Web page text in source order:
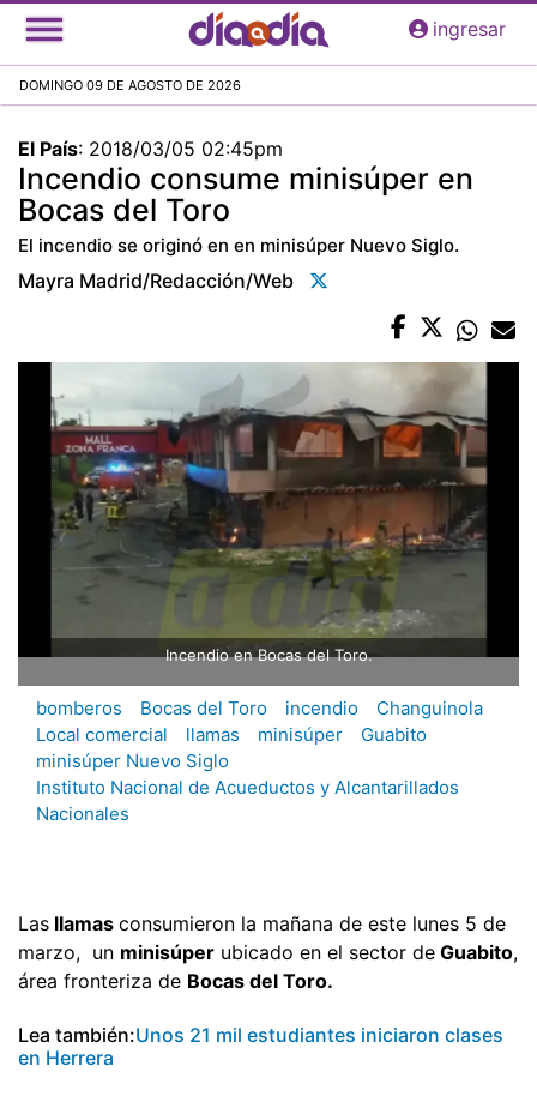
Pasar
al
principal
ingresar
DOMINGO 09 DE AGOSTO DE 2026
El País: 2018/03/05 02:45pm
Incendio consume minisúper en
Bocas del Toro
El incendio se originó en en minisúper Nuevo Siglo.
Mayra Madrid/redacción/web
Incendio en Bocas del Toro.
bomberos Bocas del Toro incendio
Changuinola
Local comercial
llamas minisúper
Guabito
minisúper Nuevo Siglo
Instituto Nacional de Acueductos y Alcantarillados
Nacionales
Las llamas consumieron la mañana de este lunes 5 de
marzo, un minisúper ubicado en el sector de Guabito,
área fronteriza de Bocas del Toro.
Lea también:Unos 21 mil estudiantes iniciaron clases
en Herrera